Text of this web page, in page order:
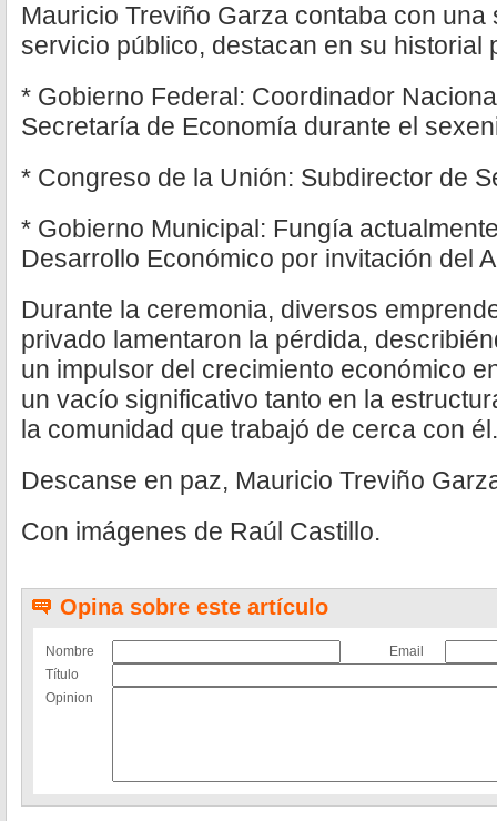
Mauricio Treviño Garza contaba con
servicio público, destacan en su historial
* Gobierno Federal: Coordinador
Secretaría de Economía durante el
* Congreso de la Unión: Subdirector de
* Gobierno Municipal: Fungía
Desarrollo Económico por invitación del
Durante la ceremonia, diversos
privado lamentaron la pérdida,
un impulsor del crecimiento económico
un vacío significativo tanto en la
la comunidad que trabajó de cerca con él.
Descanse en paz, Mauricio Treviño
Con imágenes de Raúl Castillo.
Opina sobre este artículo
Nombre
Email
Título
Opinion